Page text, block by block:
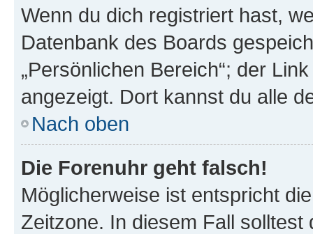
Wenn du dich registriert hast,
Datenbank des Boards
„Persönlichen Bereich“; der
angezeigt. Dort kannst du alle
Nach oben
Die Forenuhr geht falsch!
Möglicherweise ist entspricht
Zeitzone. In diesem Fall solltest